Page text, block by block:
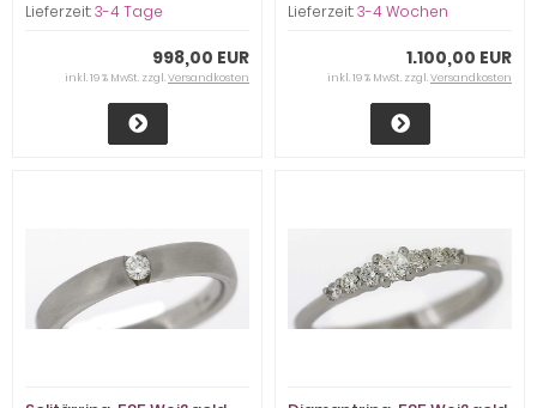
Lieferzeit:3-4 Tage
998,00 EUR
inkl. 19 % MwSt. zzgl.Versandkosten
Lieferzeit:3-4 Wochen
1.100,00 EUR
inkl. 19 % MwSt. zzgl.Versandkosten